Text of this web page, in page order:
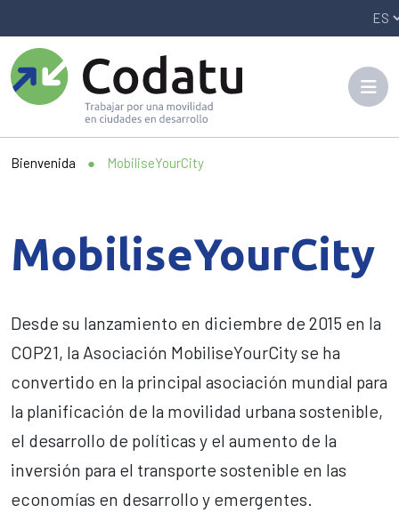
Bienvenida ● MobiliseYourCity
MobiliseYourCity
Desde su lanzamiento en diciembre de 2015 en la
COP21, la Asociación MobiliseYourCity se ha
convertido en la principal asociación mundial para
la planificación de la movilidad urbana sostenible,
el desarrollo de políticas y el aumento de la
inversión para el transporte sostenible en las
economías en desarrollo y emergentes.